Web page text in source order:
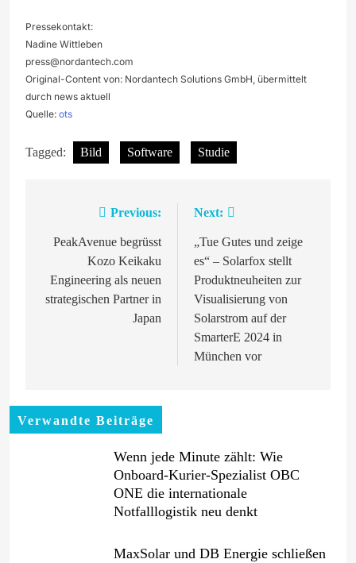
Pressekontakt:
Nadine Wittleben
press@nordantech.com
Original-Content von: Nordantech Solutions GmbH, übermittelt
durch news aktuell
Quelle: ots
Tagged: Bild Software Studie
Beitragsnavigation
Previous:
PeakAvenue begrüsst
Kozo Keikaku
Engineering als neuen
strategischen Partner in
Japan
Next:
„Tue Gutes und zeige
es“ – Solarfox stellt
Produktneuheiten zur
Visualisierung von
Solarstrom auf der
SmarterE 2024 in
München vor
Verwandte Beiträge
Wenn jede Minute zählt: Wie
Onboard-Kurier-Spezialist OBC
ONE die internationale
Notfalllogistik neu denkt
MaxSolar und DB Energie schließen